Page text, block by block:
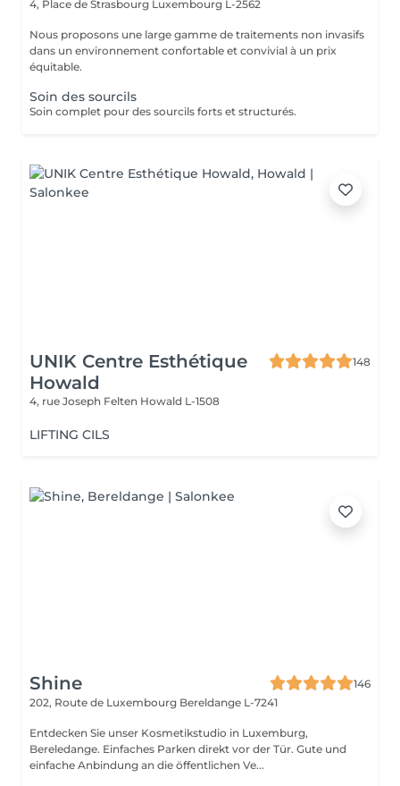
4, Place de Strasbourg Luxembourg L-2562
Nous proposons une large gamme de traitements non invasifs
dans un environnement confortable et convivial à un prix
équitable.
Soin des sourcils
Soin complet pour des sourcils forts et structurés.
UNIK Centre Esthétique
Howald
148
4, rue Joseph Felten Howald L-1508
LIFTING CILS
Shine
146
202, Route de Luxembourg Bereldange L-7241
Entdecken Sie unser Kosmetikstudio in Luxemburg,
Bereledange. Einfaches Parken direkt vor der Tür. Gute und
einfache Anbindung an die öffentlichen Ve...